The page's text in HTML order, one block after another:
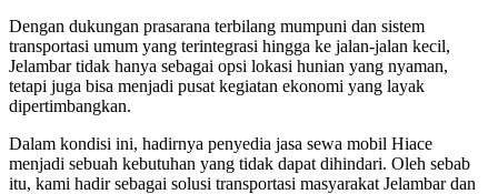
Dengan dukungan prasarana terbilang mumpuni dan sistem
transportasi umum yang terintegrasi hingga ke jalan-jalan kecil,
Jelambar tidak hanya sebagai opsi lokasi hunian yang nyaman,
tetapi juga bisa menjadi pusat kegiatan ekonomi yang layak
dipertimbangkan.
Dalam kondisi ini, hadirnya penyedia jasa sewa mobil Hiace
menjadi sebuah kebutuhan yang tidak dapat dihindari. Oleh sebab
itu, kami hadir sebagai solusi transportasi masyarakat Jelambar dan